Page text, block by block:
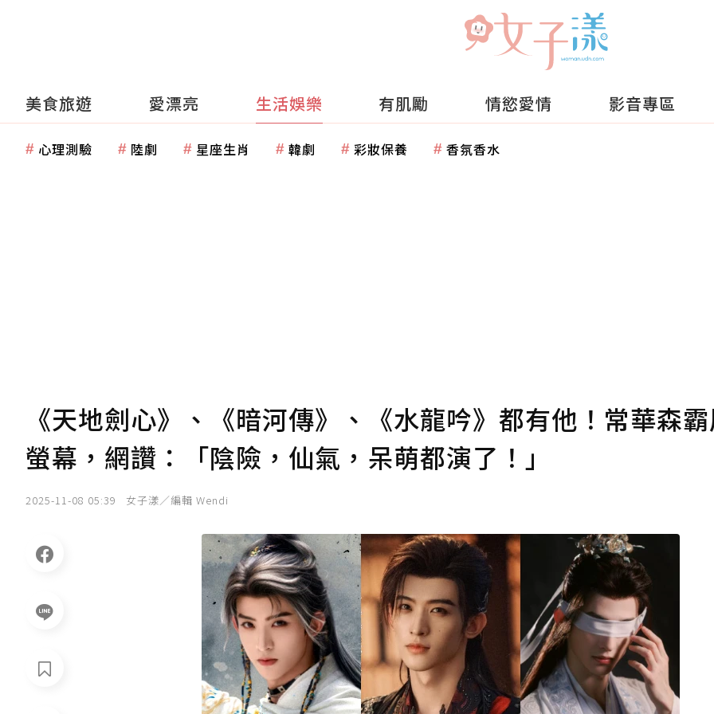
美食旅遊 愛漂亮 生活娛樂 有肌勵 情慾愛情 影音專區
心理測驗 陸劇 星座生肖 韓劇 彩妝保養 香氛香水
《天地劍心》、《暗河傳》、《水龍吟》都有他！常華森
螢幕，網讚：「陰險，仙氣，呆萌都演了！」
2025-11-08 05:39 女子漾／編輯 Wendi